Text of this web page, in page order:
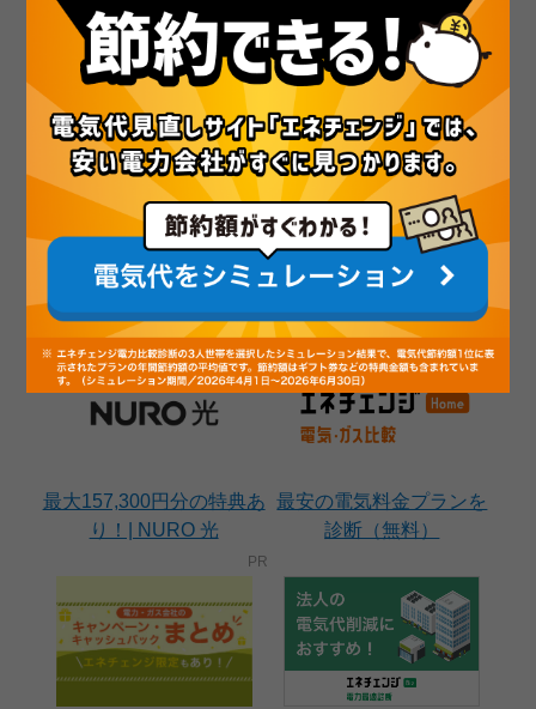
最大203,000円分の特典あ
り！｜ドコモ光
最大200,630円分の特典あ
り！｜auひかり
最大172,000円分の特典あ 最大140,832円分の特典あ
最大157,300円分の特典あ
り！| NURO 光
最安の電気料金プランを
診断（無料）